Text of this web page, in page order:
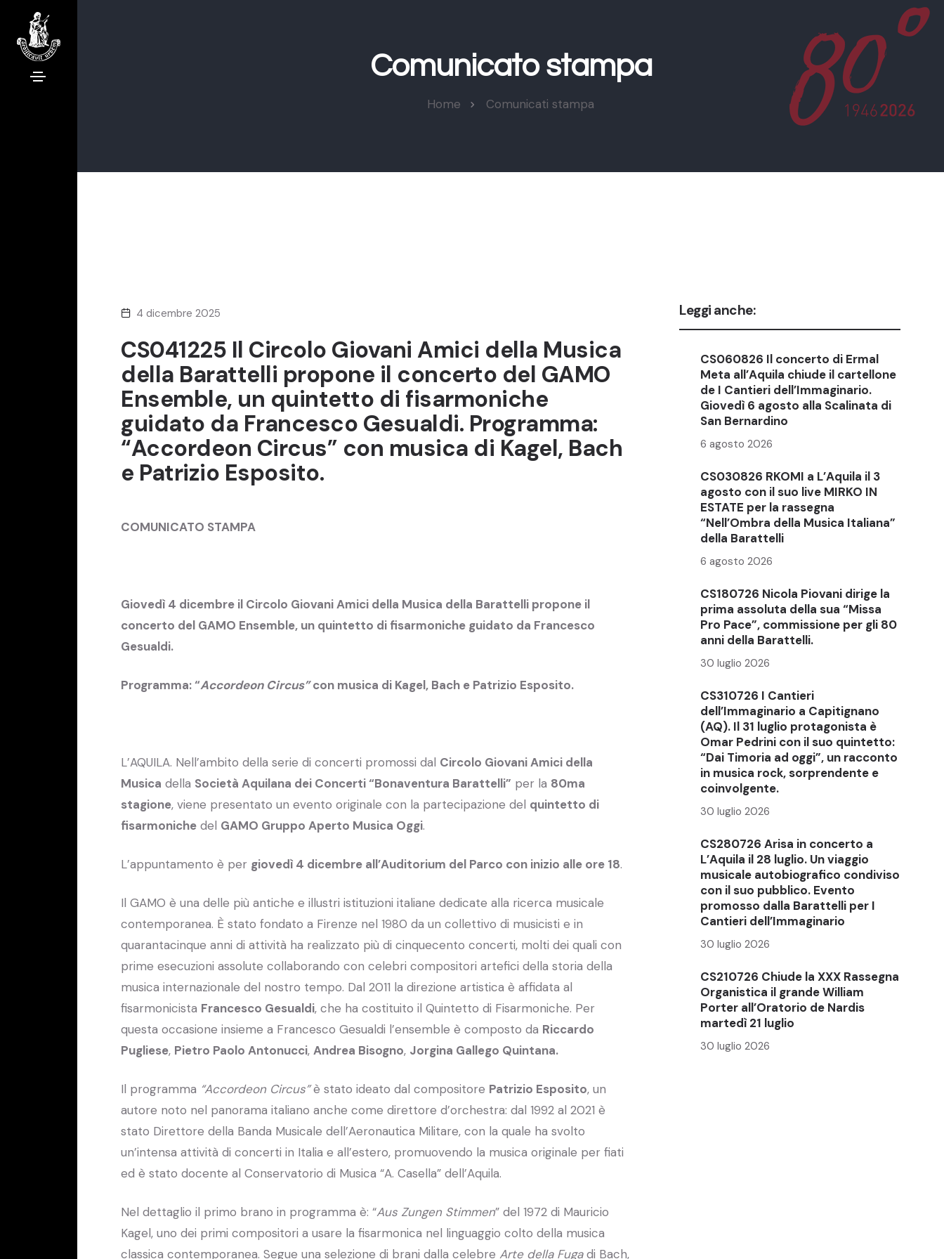
Comunicato stampa
Home Comunicati stampa
4 dicembre 2025
CS041225 Il Circolo Giovani Amici della Musica
della Barattelli propone il concerto del GAMO
Ensemble, un quintetto di fisarmoniche
guidato da Francesco Gesualdi. Programma:
“Accordeon Circus” con musica di Kagel, Bach
e Patrizio Esposito.
COMUNICATO STAMPA
Giovedì 4 dicembre il Circolo Giovani Amici della Musica della Barattelli propone il
concerto del GAMO Ensemble, un quintetto di fisarmoniche guidato da Francesco
Gesualdi.
Programma: “Accordeon Circus”con musica di Kagel, Bach e Patrizio Esposito.
L’AQUILA. Nell’ambito della serie di concerti promossi dal Circolo Giovani Amici della
Musica della Società Aquilana dei Concerti “Bonaventura Barattelli” per la 80ma
stagione, viene presentato un evento originale con la partecipazione del quintetto di
fisarmoniche del GAMO Gruppo Aperto Musica Oggi.
L’appuntamento è per giovedì 4 dicembre all’Auditorium del Parco con inizio alle ore 18.
Il GAMO è una delle più antiche e illustri istituzioni italiane dedicate alla ricerca musicale
contemporanea. È stato fondato a Firenze nel 1980 da un collettivo di musicisti e in
quarantacinque anni di attività ha realizzato più di cinquecento concerti, molti dei quali con
prime esecuzioni assolute collaborando con celebri compositori artefici della storia della
musica internazionale del nostro tempo. Dal 2011 la direzione artistica è affidata al
fisarmonicista Francesco Gesualdi, che ha costituito il Quintetto di Fisarmoniche. Per
questa occasione insieme a Francesco Gesualdi l’ensemble è composto da Riccardo
Pugliese, Pietro Paolo Antonucci, Andrea Bisogno, Jorgina Gallego Quintana.
Il programma “Accordeon Circus”è stato ideato dal compositore Patrizio Esposito, un
autore noto nel panorama italiano anche come direttore d’orchestra: dal 1992 al 2021 è
stato Direttore della Banda Musicale dell’Aeronautica Militare, con la quale ha svolto
un’intensa attività di concerti in Italia e all’estero, promuovendo la musica originale per fiati
ed è stato docente al Conservatorio di Musica “A. Casella” dell’Aquila.
Nel dettaglio il primo brano in programma è: “Aus Zungen Stimmen” del 1972 di Mauricio
Kagel, uno dei primi compositori a usare la fisarmonica nel linguaggio colto della musica
classica contemporanea. Segue una selezione di brani dalla celebre Arte della Fugadi Bach,
Leggi anche:
CS060826 Il concerto di Ermal
Meta all’Aquila chiude il cartellone
de I Cantieri dell’Immaginario.
Giovedì 6 agosto alla Scalinata di
San Bernardino
6 agosto 2026
CS030826 RKOMI a L’Aquila il 3
agosto con il suo live MIRKO IN
ESTATE per la rassegna
“Nell’Ombra della Musica Italiana”
della Barattelli
6 agosto 2026
CS180726 Nicola Piovani dirige la
prima assoluta della sua “Missa
Pro Pace”, commissione per gli 80
anni della Barattelli.
30 luglio 2026
CS310726 I Cantieri
dell’Immaginario a Capitignano
(AQ). Il 31 luglio protagonista è
Omar Pedrini con il suo quintetto:
“Dai Timoria ad oggi”, un racconto
in musica rock, sorprendente e
coinvolgente.
30 luglio 2026
CS280726 Arisa in concerto a
L’Aquila il 28 luglio. Un viaggio
musicale autobiografico condiviso
con il suo pubblico. Evento
promosso dalla Barattelli per I
Cantieri dell’Immaginario
30 luglio 2026
CS210726 Chiude la XXX Rassegna
Organistica il grande William
Porter all’Oratorio de Nardis
martedì 21 luglio
30 luglio 2026